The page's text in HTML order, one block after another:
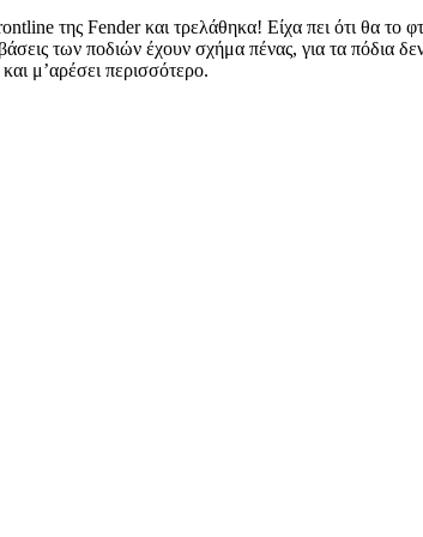
της Fender και τρελάθηκα! Είχα πει ότι θα το
των ποδιών έχουν σχήμα πένας, για τα πόδια
μ’αρέσει περισσότερο.